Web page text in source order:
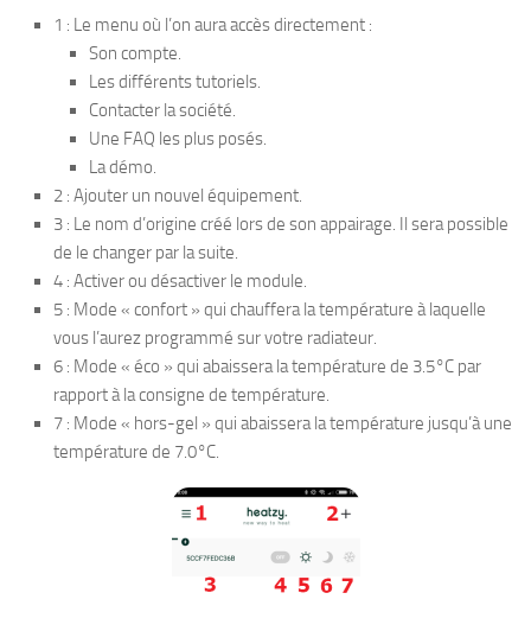
1 : Le menu où l’on aura accès directement :
Son compte.
Les différents tutoriels.
Contacter la société.
Une FAQ les plus posés.
La démo.
2 : Ajouter un nouvel équipement.
3 : Le nom d’origine créé lors de son appairage. Il sera possible
de le changer par la suite.
4 : Activer ou désactiver le module.
5 : Mode « confort » qui chauffera la température à laquelle
vous l’aurez programmé sur votre radiateur.
6 : Mode « éco » qui abaissera la température de 3.5°C par
rapport à la consigne de température.
7 : Mode « hors-gel » qui abaissera la température jusqu’à une
température de 7.0°C.